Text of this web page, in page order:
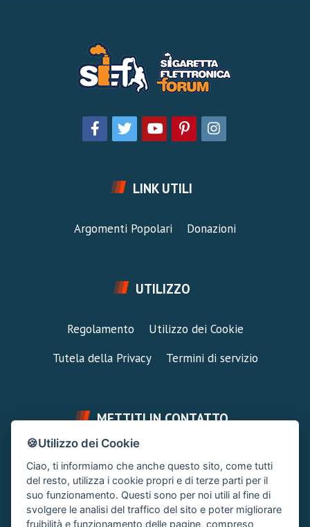
LINK UTILI
Argomenti Popolari Donazioni
UTILIZZO
Regolamento
Utilizzo dei Cookie
Tutela della Privacy
Termini di servizio
METTITI IN CONTATTO
FAI UNA DOMANDA
Chiedi un Consiglio
Area Ticket
CONTATTA L'AMMINISTRAZIONE
Clicca quì
🍪Utilizzo dei Cookie
Ciao, ti informiamo che anche questo sito, come tutti
del resto, utilizza i cookie propri e di terze parti per il
suo funzionamento. Questi sono per noi utili al fine di
svolgere le analisi del traffico del sito e poter migliorare
fruibilità e funzionamento delle pagine, compreso